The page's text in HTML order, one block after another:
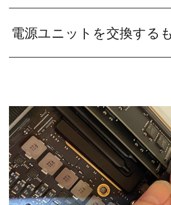
電源ユニットを交換する